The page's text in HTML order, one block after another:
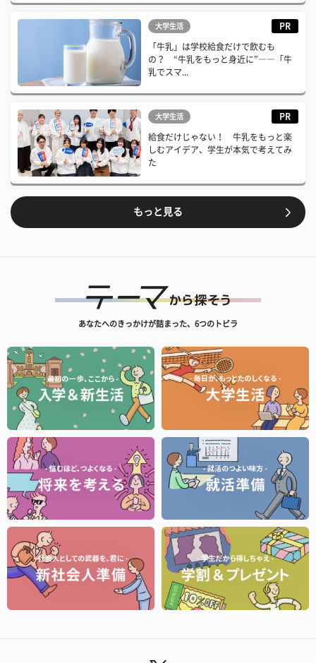
大学生活 PR
「牛乳」は学校給食だけで飲むも
の？ “牛乳をもっと身近に”――「牛
乳でスマ...
大学生活 PR
給食だけじゃない！ 牛乳をもっと楽
しむアイデア、学生が本気で考えてみ
た
もっと見る
あなたへのきっかけが詰まった、6つのトビラ